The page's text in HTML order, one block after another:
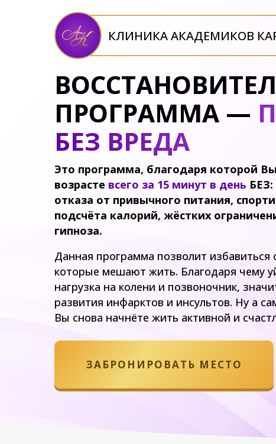
КЛИНИКА АКАДЕМИКОВ
ПРОГРАММА —
БЕЗ ВРЕДА
Это программа, благодаря которой
возрасте всего за 15 минут в день БЕЗ:
отказа от привычного питания,
подсчёта калорий, жёстких
гипноза.
Данная программа позволит
которые мешают жить. Благодаря чему
нагрузка на колени и позвоночник,
развития инфарктов и инсультов. Ну а
Вы снова начнёте жить активной и
ЗАБРОНИРОВАТЬ МЕСТО